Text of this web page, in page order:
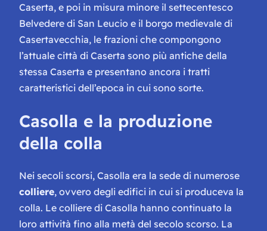
Caserta, e poi in misura minore il settecentesco
Belvedere di San Leucio e il borgo medievale di
Casertavecchia, le frazioni che compongono
l’attuale città di Caserta sono più antiche della
stessa Caserta e presentano ancora i tratti
caratteristici dell’epoca in cui sono sorte.
Casolla e la produzione
della colla
Nei secoli scorsi, Casolla era la sede di numerose
colliere, ovvero degli edifici in cui si produceva la
colla. Le colliere di Casolla hanno continuato la
loro attività fino alla metà del secolo scorso. La